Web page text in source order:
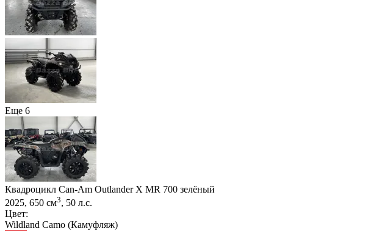
Еще 6
Квадроцикл Can-Am Outlander X MR 700 зелёный
2025, 650 см3, 50 л.с.
Цвет:
Wildland Camo (Камуфляж)